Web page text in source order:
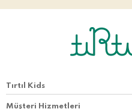
Tırtıl Kids
Müşteri Hizmetleri